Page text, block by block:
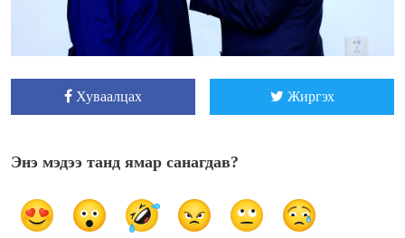
Хуваалцах Жиргэх
Энэ мэдээ танд ямар санагдав?